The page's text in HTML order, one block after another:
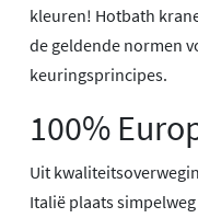
kleuren! Hotbath
de geldende normen
keuringsprincipes.
100%
Uit
Italië plaats